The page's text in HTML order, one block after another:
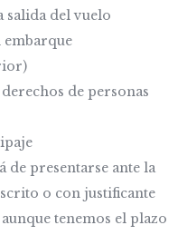
salida del vuelo
embarque
de personas
presentarse ante la
o con justificante
tenemos el plazo